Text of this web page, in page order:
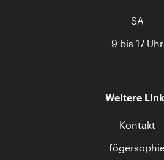
SA
9 bis 17 Uhr
Weitere
Kontakt